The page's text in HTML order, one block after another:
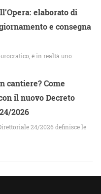
elaborato di
e consegna
è in realtà uno
cantiere? Come
il nuovo Decreto
2026
24/2026 definisce le